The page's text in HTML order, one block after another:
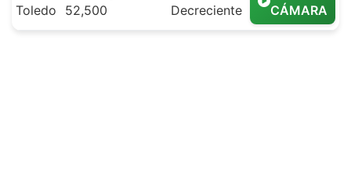
Toledo
52,500
Decreciente
CÁMARA